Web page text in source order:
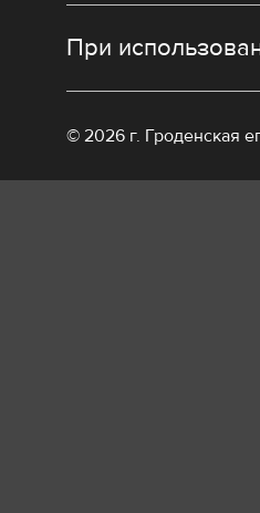
При
© 2026 г. Гроденская